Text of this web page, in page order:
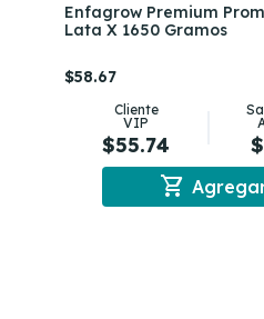
Enfagrow Premium
Lata X 1650 Gramos
$58.67
Cliente
VIP
$55.74
shopping_cart